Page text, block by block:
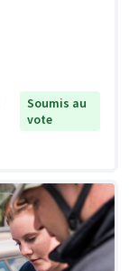
Soumis au
vote